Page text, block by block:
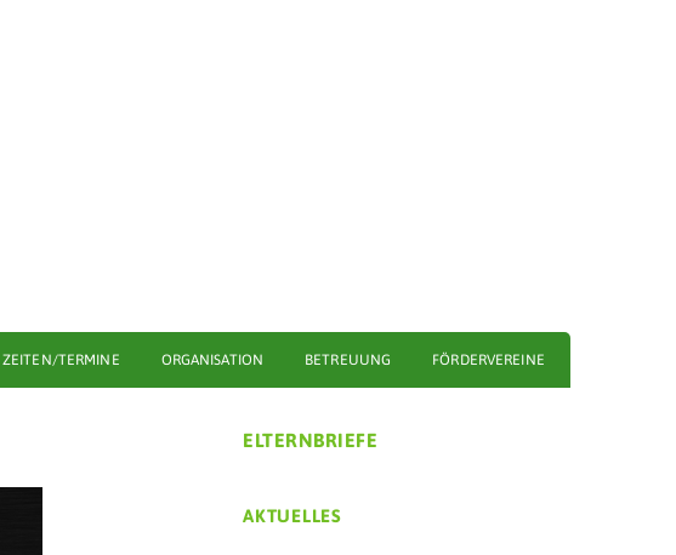
ZEITEN/TERMINE ORGANISATION BETREUUNG FÖRDERVEREINE
ELTERNBRIEFE
AKTUELLES